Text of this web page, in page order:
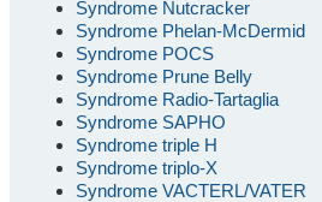
Syndrome Nutcracker
Syndrome Phelan-McDermid
Syndrome POCS
Syndrome Prune Belly
Syndrome Radio-Tartaglia
Syndrome SAPHO
Syndrome triple H
Syndrome triplo-X
Syndrome VACTERL/VATER